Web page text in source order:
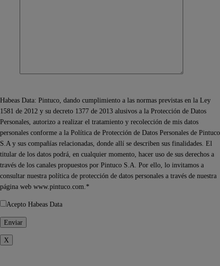
Habeas Data: Pintuco, dando cumplimiento a las normas previstas en la Ley
1581 de 2012 y su decreto 1377 de 2013 alusivos a la Protección de Datos
Personales, autorizo a realizar el tratamiento y recolección de mis datos
personales conforme a la Política de Protección de Datos Personales de Pintuco
S.A y sus compañías relacionadas, donde allí se describen sus finalidades. El
titular de los datos podrá, en cualquier momento, hacer uso de sus derechos a
través de los canales propuestos por Pintuco S.A. Por ello, lo invitamos a
consultar nuestra política de protección de datos personales a través de nuestra
página web www.pintuco.com.*
Acepto Habeas Data
X